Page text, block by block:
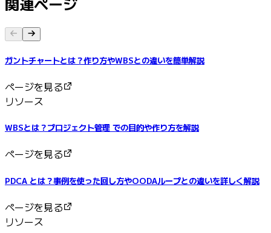
ガントチャートとは？作り方やWBSとの違いを簡単解説
ページを見る
リソース
WBSとは？プロジェクト管理 での目的や作り方を解説
ページを見る
PDCA とは？事例を使った回し方やOODAループとの違いを詳しく解説
ページを見る
リソース